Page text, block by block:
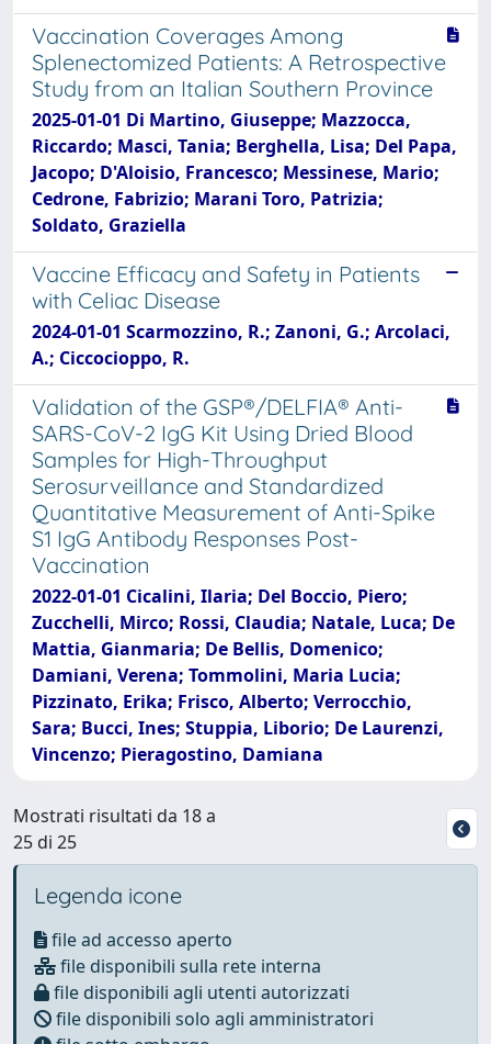
Vaccination Coverages Among
Splenectomized Patients: A Retrospective
Study from an Italian Southern Province
2025-01-01 Di Martino, Giuseppe; Mazzocca,
Riccardo; Masci, Tania; Berghella, Lisa; Del Papa,
Jacopo; D'Aloisio, Francesco; Messinese, Mario;
Cedrone, Fabrizio; Marani Toro, Patrizia;
Soldato, Graziella
Vaccine Efficacy and Safety in Patients
with Celiac Disease
2024-01-01 Scarmozzino, R.; Zanoni, G.; Arcolaci,
A.; Ciccocioppo, R.
Validation of the GSP®/DELFIA® Anti-
SARS-CoV-2 IgG Kit Using Dried Blood
Samples for High-Throughput
Serosurveillance and Standardized
Quantitative Measurement of Anti-Spike
S1 IgG Antibody Responses Post-
Vaccination
2022-01-01 Cicalini, Ilaria; Del Boccio, Piero;
Zucchelli, Mirco; Rossi, Claudia; Natale, Luca; De
Mattia, Gianmaria; De Bellis, Domenico;
Damiani, Verena; Tommolini, Maria Lucia;
Pizzinato, Erika; Frisco, Alberto; Verrocchio,
Sara; Bucci, Ines; Stuppia, Liborio; De Laurenzi,
Vincenzo; Pieragostino, Damiana
Mostrati risultati da 18 a
25 di 25
Legenda icone
file ad accesso aperto
file disponibili sulla rete interna
file disponibili agli utenti autorizzati
file disponibili solo agli amministratori